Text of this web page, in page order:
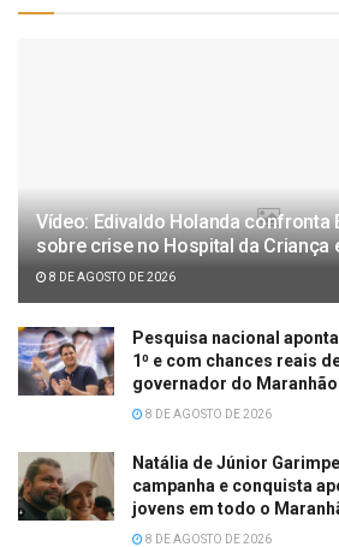
Vídeo: Edivaldo Holanda confronta
sobre crise no Hospital da Criança
8 DE AGOSTO DE 2026
Pesquisa nacional
1⁰ e com chances reais
governador do Maranhão
8 DE AGOSTO DE 2026
Natália de Júnior
campanha e conquista
jovens em todo o
8 DE AGOSTO DE 2026